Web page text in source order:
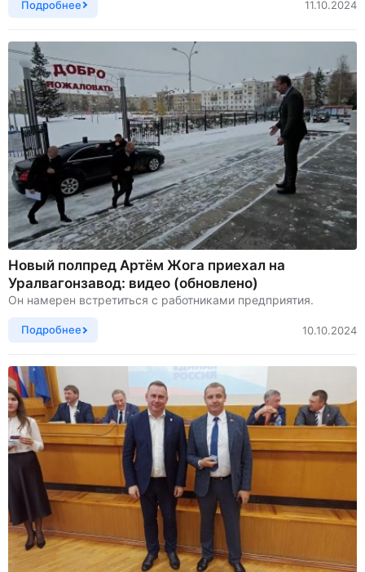
Подробнее 11.10.2024
Новый полпред Артём Жога приехал на
Уралвагонзавод: видео (обновлено)
Он намерен встретиться с работниками предприятия.
Подробнее 10.10.2024